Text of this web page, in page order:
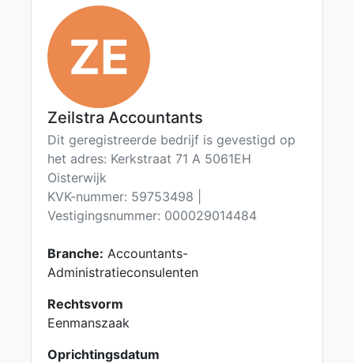
ZE
Zeilstra Accountants
Dit geregistreerde bedrijf is gevestigd op
het adres: Kerkstraat 71 A 5061EH
Oisterwijk
KVK-nummer: 59753498 |
Vestigingsnummer: 000029014484
Branche: Accountants-
Administratieconsulenten
Rechtsvorm
Eenmanszaak
Oprichtingsdatum